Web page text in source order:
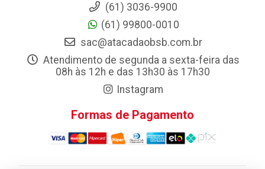
(61) 3036-9900
(61) 99800-0010
sac@atacadaobsb.com.br
Atendimento de segunda a sexta-feira das
08h às 12h e das 13h30 às 17h30
Instagram
Formas de Pagamento